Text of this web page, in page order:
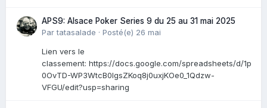
APS9: Alsace Poker Series 9 du 25 au 31 mai 2025
Partatasalade · Posté(e) 26 mai
Lien vers le
classement: https://docs.google.com/spreadsheets/d/1p
0OvTD-WP3WtcB0lgsZKoq8j0uxjKOe0_1Qdzw-
VFGU/edit?usp=sharing